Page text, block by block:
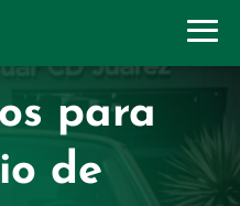
para
de